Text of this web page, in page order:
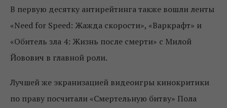
В первую десятку антирейтинга также вошли ленты
«Need for Speed: Жажда скорости», «Варкрафт» и
«Обитель зла 4: Жизнь после смерти» с Милой
Йовович в главной роли.
Лучшей же экранизацией видеоигры кинокритики
по праву посчитали «Смертельную битву» Пола